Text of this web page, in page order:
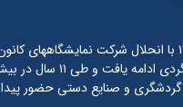
در سال ۱۳۸۹ با انحلال شرکت نمایشگاههای
گردشگری و صنایع دستی حضور پیدا